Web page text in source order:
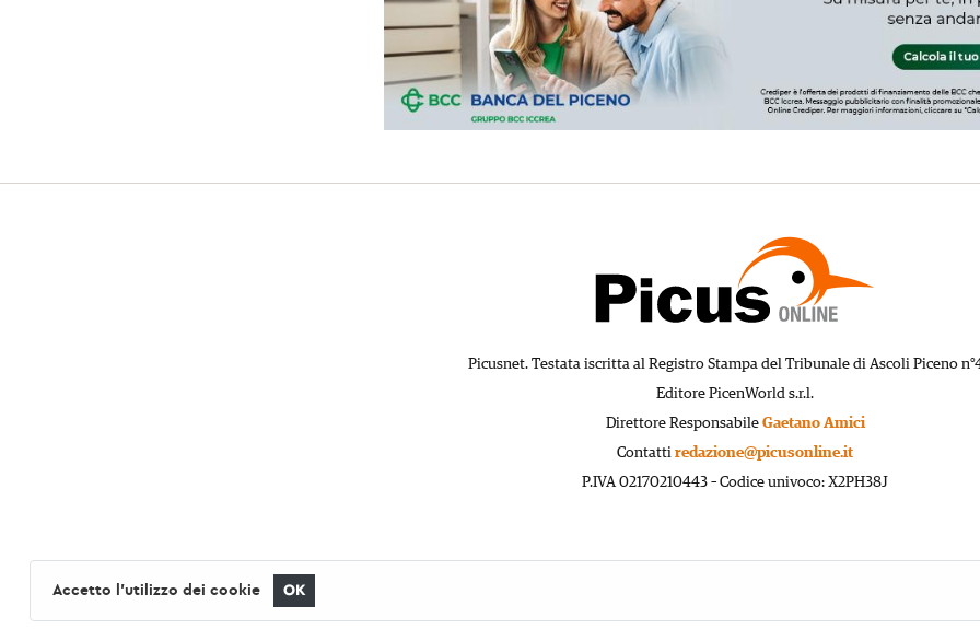
Picusnet. Testata iscritta al Registro Stampa del Tribunale di Ascoli Piceno
Editore PicenWorld s.r.l.
Direttore Responsabile Gaetano Amici
Contatti redazione@picusonline.it
P.IVA 02170210443 – Codice univoco: X2PH38J
Accetto l'utilizzo dei cookie OK